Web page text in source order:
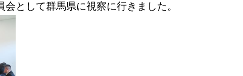
として群馬県に視察に行きました。